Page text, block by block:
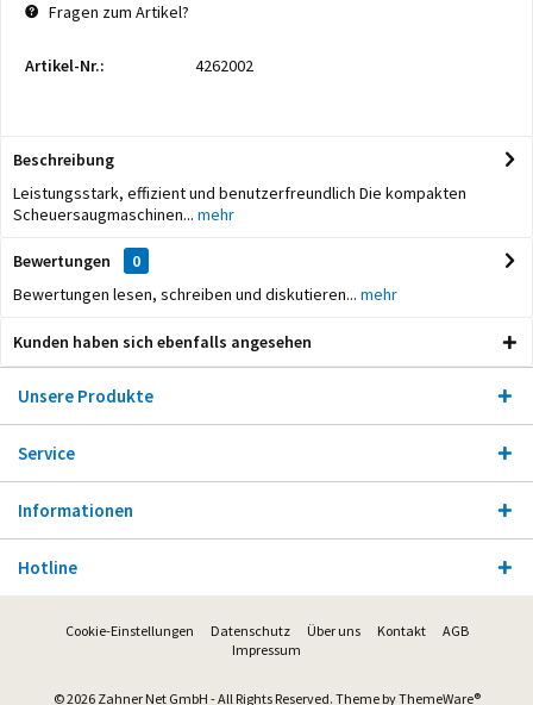
Fragen zum Artikel?
Artikel-Nr.: 4262002
Beschreibung
Leistungsstark, effizient und benutzerfreundlich Die kompakten
Scheuersaugmaschinen... mehr
Bewertungen
0
Bewertungen lesen, schreiben und diskutieren... mehr
Kunden haben sich ebenfalls angesehen
Unsere Produkte
Service
Informationen
Hotline
Cookie-Einstellungen Datenschutz Über uns Kontakt
AGB
Impressum
© 2026 Zahner Net GmbH - All Rights Reserved. Theme byThemeWare®